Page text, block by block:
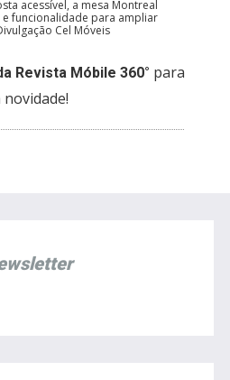
acessível, a mesa Montreal
funcionalidade para ampliar
Cel Móveis
Revista Móbile 360° para